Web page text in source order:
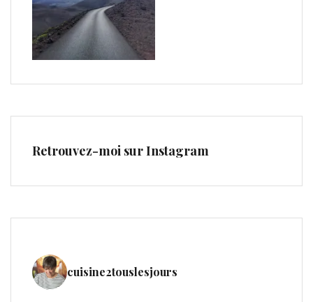
Retrouvez-moi sur Instagram
cuisine2touslesjours